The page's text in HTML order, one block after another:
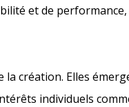
et de
création. Elles
individuels